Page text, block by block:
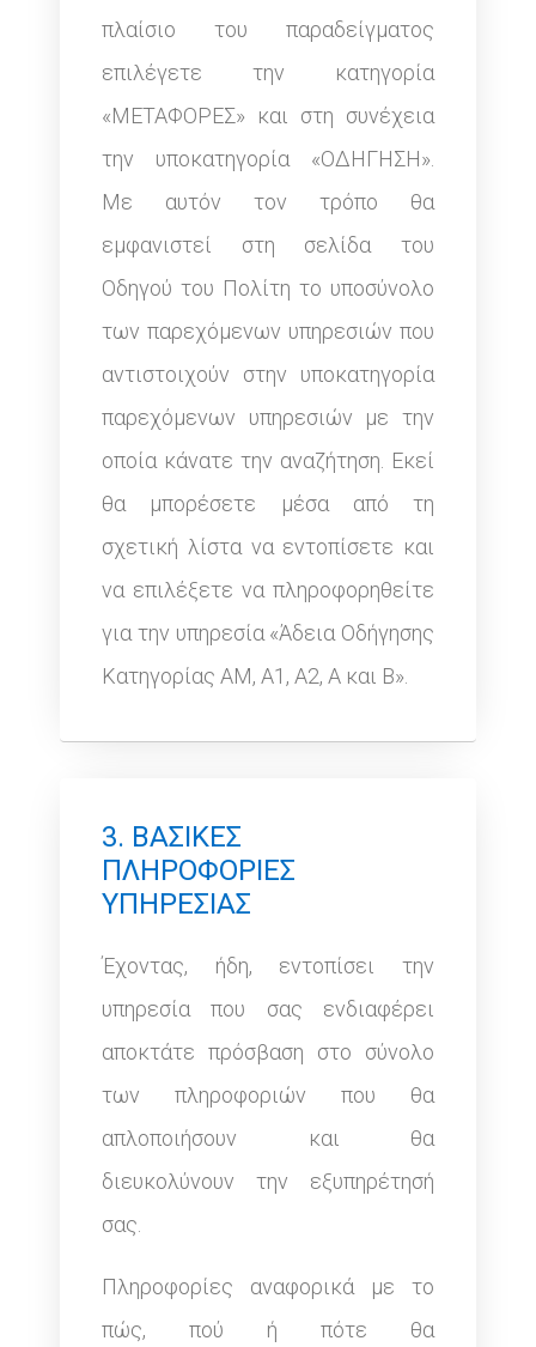
πλαίσιο του παραδείγματος
επιλέγετε την κατηγορία
«ΜΕΤΑΦΟΡΕΣ» και στη συνέχεια
την υποκατηγορία «ΟΔΗΓΗΣΗ».
Με αυτόν τον τρόπο θα
εμφανιστεί στη σελίδα του
Οδηγού του Πολίτη το υποσύνολο
των παρεχόμενων υπηρεσιών που
αντιστοιχούν στην υποκατηγορία
παρεχόμενων υπηρεσιών με την
οποία κάνατε την αναζήτηση. Εκεί
θα μπορέσετε μέσα από τη
σχετική λίστα να εντοπίσετε και
να επιλέξετε να πληροφορηθείτε
για την υπηρεσία «Άδεια Οδήγησης
Κατηγορίας ΑΜ, Α1, Α2, Α και Β».
3. ΒΑΣΙΚΕΣ
ΠΛΗΡΟΦΟΡΙΕΣ
ΥΠΗΡΕΣΙΑΣ
Έχοντας, ήδη, εντοπίσει την
υπηρεσία που σας ενδιαφέρει
αποκτάτε πρόσβαση στο σύνολο
των πληροφοριών που θα
απλοποιήσουν και θα
διευκολύνουν την εξυπηρέτησή
σας.
Πληροφορίες αναφορικά με το
πώς, πού ή πότε θα